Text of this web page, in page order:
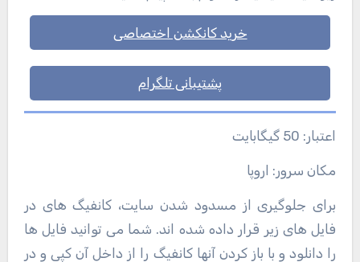
خرید کانکشن اختصاصی
پشتیبانی تلگرام
اعتبار: 50 گیگابایت
مکان سرور: اروپا
برای جلوگیری از مسدود شدن سایت، کانفیگ های در
فایل های زیر قرار داده شده اند. شما می توانید فایل ها
را دانلود و با باز کردن آنها کانفیگ را از داخل آن کپی و در